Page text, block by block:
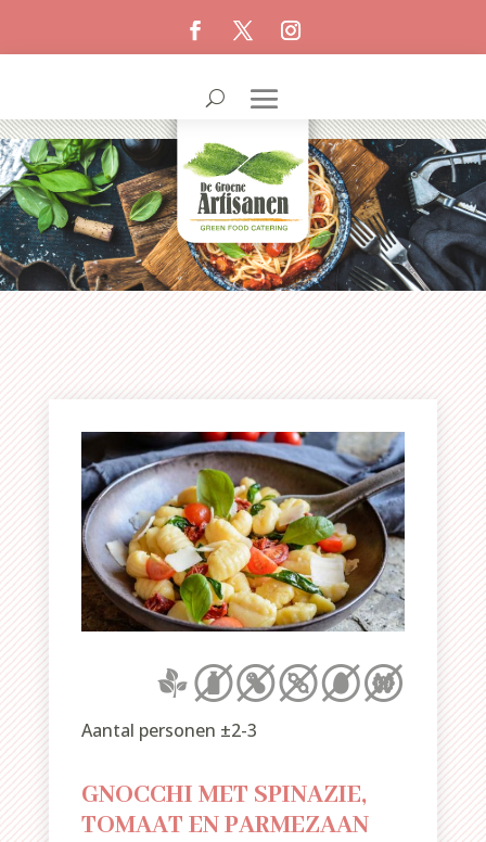
Aantal personen ±2-3
GNOCCHI MET SPINAZIE,
TOMAAT EN PARMEZAAN